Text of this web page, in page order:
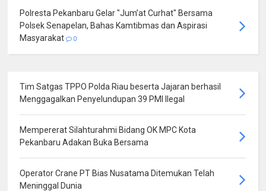
Polresta Pekanbaru Gelar "Jum’at Curhat" Bersama
Polsek Senapelan, Bahas Kamtibmas dan Aspirasi
Masyarakat
0
Tim Satgas TPPO Polda Riau beserta Jajaran berhasil
Menggagalkan Penyelundupan 39 PMI Ilegal
Mempererat Silahturahmi Bidang OK MPC Kota
Pekanbaru Adakan Buka Bersama
Operator Crane PT Bias Nusatama Ditemukan Telah
Meninggal Dunia